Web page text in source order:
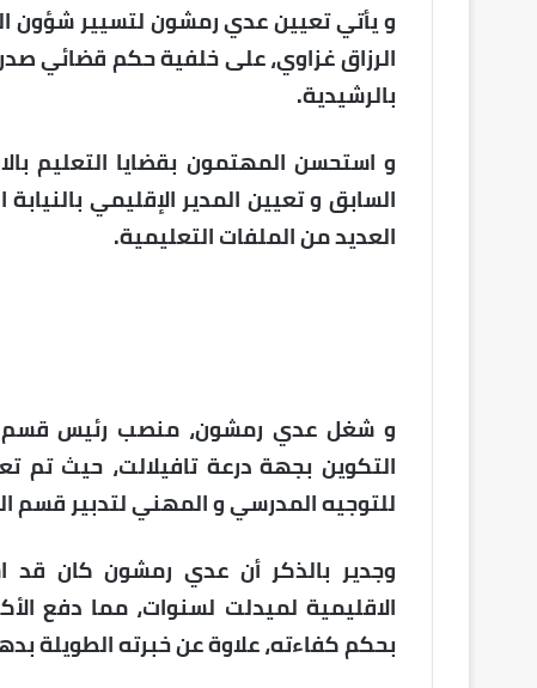
و يأتي تعيين عدي رمشون لتسيير شؤون
الرزاق غزاوي، على خلفية حكم قضائي
بالرشيدية.
و استحسن المهتمون بقضايا التعليم
السابق و تعيين المدير الإقليمي
العديد من الملفات التعليمية.
و شغل عدي رمشون، منصب رئيس قسم
التكوين بجهة درعة تافيلالت، حيث تم
للتوجيه المدرسي و المهني لتدبير قسم
وجدير بالذكر أن عدي رمشون كان
الاقليمية لميدلت لسنوات، مما دفع
بحكم كفاءته، علاوة عن خبرته الطويلة